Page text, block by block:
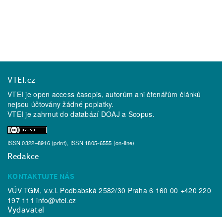
VTEI.cz
VTEI je open access časopis, autorům ani čtenářům článků
nejsou účtovány žádné poplatky.
VTEI je zahrnut do databází DOAJ a Scopus.
ISSN 0322–8916 (print), ISSN 1805-6555 (on-line)
Redakce
KONTAKTUJTE NÁS
VÚV TGM, v.v.i. Podbabská 2582/30 Praha 6 160 00 +420 220
197 111info@vtei.cz
Vydavatel